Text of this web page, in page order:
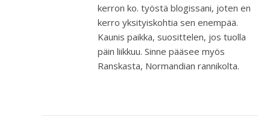
kerron ko. työstä blogissani, joten en
kerro yksityiskohtia sen enempää.
Kaunis paikka, suosittelen, jos tuolla
päin liikkuu. Sinne pääsee myös
Ranskasta, Normandian rannikolta.